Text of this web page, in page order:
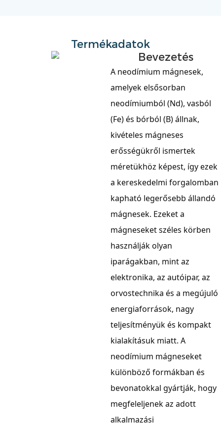
Termékadatok
Bevezetés
A neodímium mágnesek,
amelyek elsősorban
neodímiumból (Nd), vasból
(Fe) és bórból (B) állnak,
kivételes mágneses
erősségükről ismertek
méretükhöz képest, így ezek
a kereskedelmi forgalomban
kapható legerősebb állandó
mágnesek. Ezeket a
mágneseket széles körben
használják olyan
iparágakban, mint az
elektronika, az autóipar, az
orvostechnika és a megújuló
energiaforrások, nagy
teljesítményük és kompakt
kialakításuk miatt. A
neodímium mágneseket
különböző formákban és
bevonatokkal gyártják, hogy
megfeleljenek az adott
alkalmazási